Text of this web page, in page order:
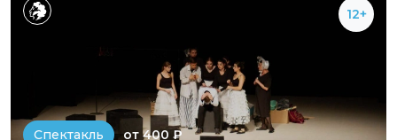
12+
Спектакль от 400 ₽